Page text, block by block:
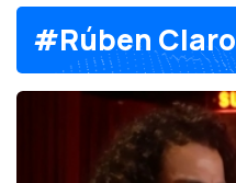
#Rúben Claro